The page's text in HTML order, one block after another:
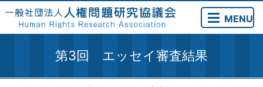
MENU
第3回 エッセイ審査結果